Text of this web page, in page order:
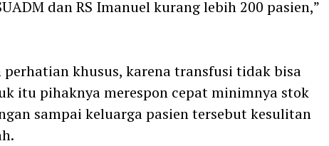
dan RS Imanuel kurang lebih 200 pasien,”
khusus, karena transfusi tidak bisa
itu pihaknya merespon cepat minimnya stok
sampai keluarga pasien tersebut kesulitan